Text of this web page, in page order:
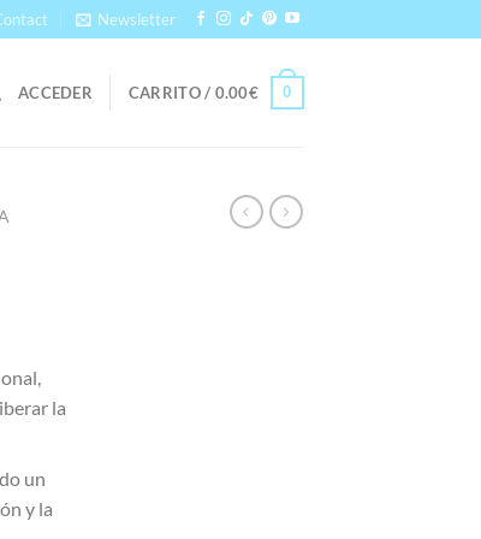
Newsletter
ACCEDER CARRITO / 0.00€ 0
la
un
y la